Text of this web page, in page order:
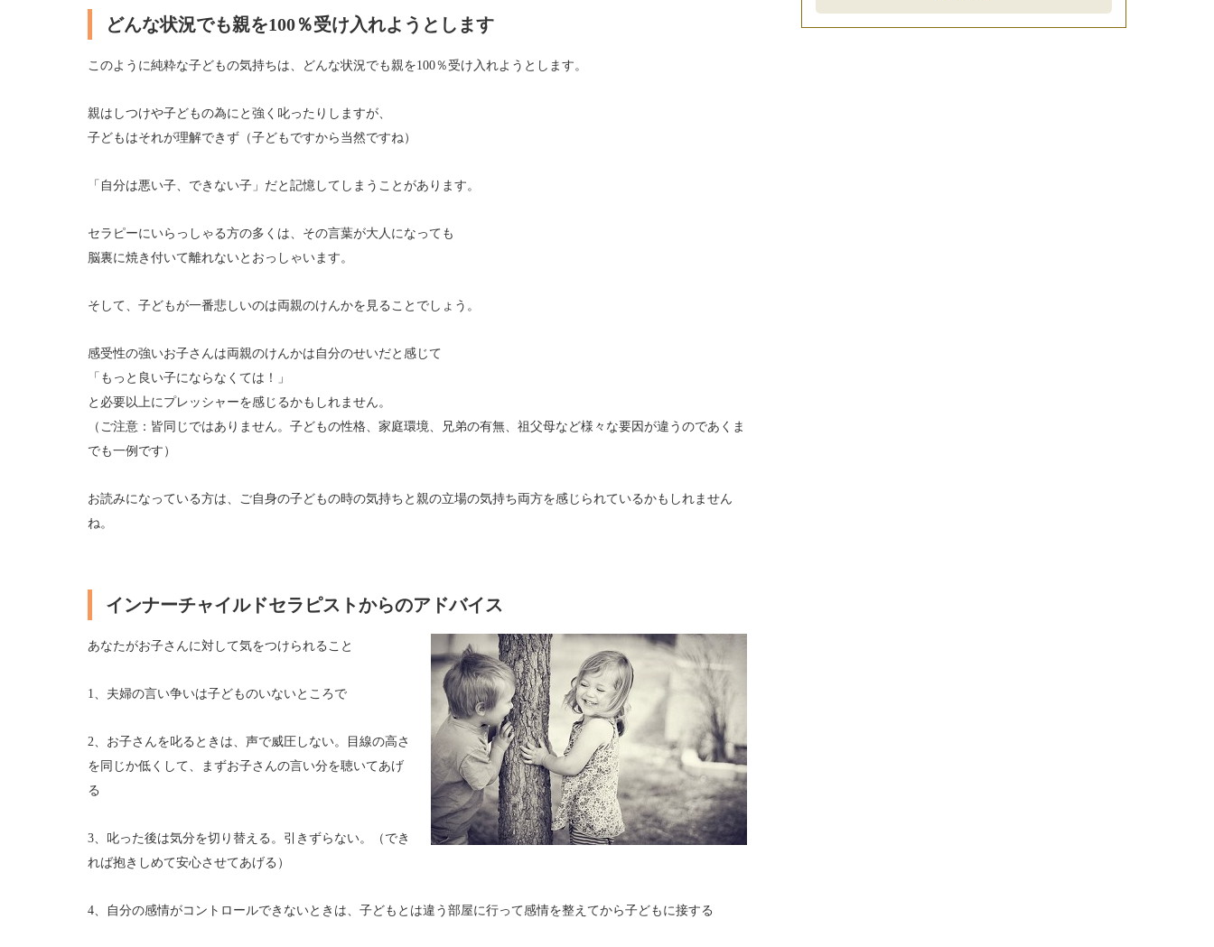
どんな状況でも親を100％受け入れようとします
このように純粋な子どもの気持ちは、どんな状況でも親を100％受け入れようとします。
親はしつけや子どもの為にと強く叱ったりしますが、
子どもはそれが理解できず（子どもですから当然ですね）
「自分は悪い子、できない子」だと記憶してしまうことがあります。
セラピーにいらっしゃる方の多くは、その言葉が大人になっても
脳裏に焼き付いて離れないとおっしゃいます。
そして、子どもが一番悲しいのは両親のけんかを見ることでしょう。
感受性の強いお子さんは両親のけんかは自分のせいだと感じて
「もっと良い子にならなくては！」
と必要以上にプレッシャーを感じるかもしれません。
（ご注意：皆同じではありません。子どもの性格、家庭環境、兄弟の有無、祖父母など様々な要因が違うのであくま
でも一例です）
お読みになっている方は、ご自身の子どもの時の気持ちと親の立場の気持ち両方を感じられているかもしれません
ね。
インナーチャイルドセラピストからのアドバイス
あなたがお子さんに対して気をつけられること
1、夫婦の言い争いは子どものいないところで
2、お子さんを叱るときは、声で威圧しない。目線の高さ
を同じか低くして、まずお子さんの言い分を聴いてあげ
る
3、叱った後は気分を切り替える。引きずらない。（でき
れば抱きしめて安心させてあげる）
4、自分の感情がコントロールできないときは、子どもとは違う部屋に行って感情を整えてから子どもに接する